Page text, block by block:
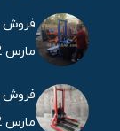
فروش
مارس 12, 2026
فروش
مارس 12, 2026